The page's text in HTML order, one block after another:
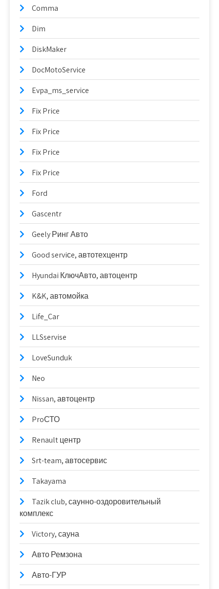
Comma
Dim
DiskMaker
DocMotoService
Evpa_ms_service
Fix Price
Fix Price
Fix Price
Fix Price
Ford
Gascentr
Geely Ринг Авто
Good serviсe, автотехцентр
Hyundai КлючАвто, автоцентр
K&K, автомойка
Life_Car
LLSservise
LoveSunduk
Neo
Nissan, автоцентр
ProСТО
Renault центр
Srt-team, автосервис
Takayama
Tazik club, саунно-оздоровительный
комплекс
Victory, сауна
Авто Ремзона
Авто-ГУР